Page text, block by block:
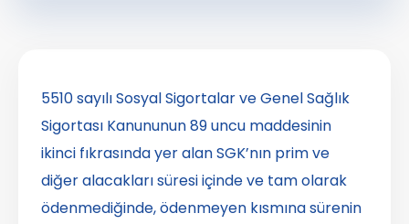
5510 sayılı Sosyal Sigortalar ve Genel Sağlık
Sigortası Kanununun 89 uncu maddesinin
ikinci fıkrasında yer alan SGK’nın prim ve
diğer alacakları süresi içinde ve tam olarak
ödenmediğinde, ödenmeyen kısmına sürenin